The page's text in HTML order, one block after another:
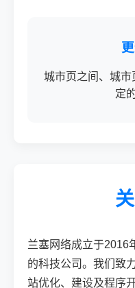
城市页之间、城
定
兰塞网络成立于2016
的科技公司。我们致
站优化、建设及程序